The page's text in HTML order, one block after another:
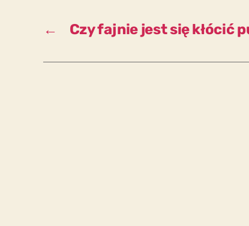
← Czy fajnie jest się kłócić